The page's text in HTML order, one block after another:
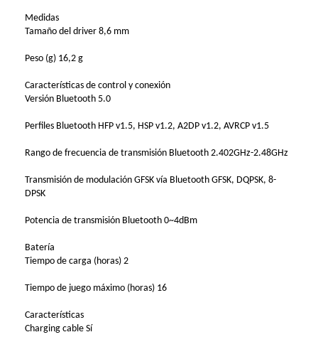
Medidas
Tamaño del driver 8,6 mm
Peso (g) 16,2 g
Características de control y conexión
Versión Bluetooth 5.0
Perfiles Bluetooth HFP v1.5, HSP v1.2, A2DP v1.2, AVRCP v1.5
Rango de frecuencia de transmisión Bluetooth 2.402GHz-2.48GHz
Transmisión de modulación GFSK vía Bluetooth GFSK, DQPSK, 8-
DPSK
Potencia de transmisión Bluetooth 0~4dBm
Batería
Tiempo de carga (horas) 2
Tiempo de juego máximo (horas) 16
Características
Charging cable Sí